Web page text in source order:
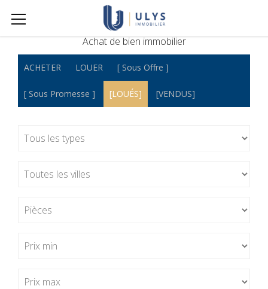
Achat de bien immobilier
ACHETER LOUER [ Sous Offre ]
[ Sous Promesse ] [LOUÉS] [VENDUS]